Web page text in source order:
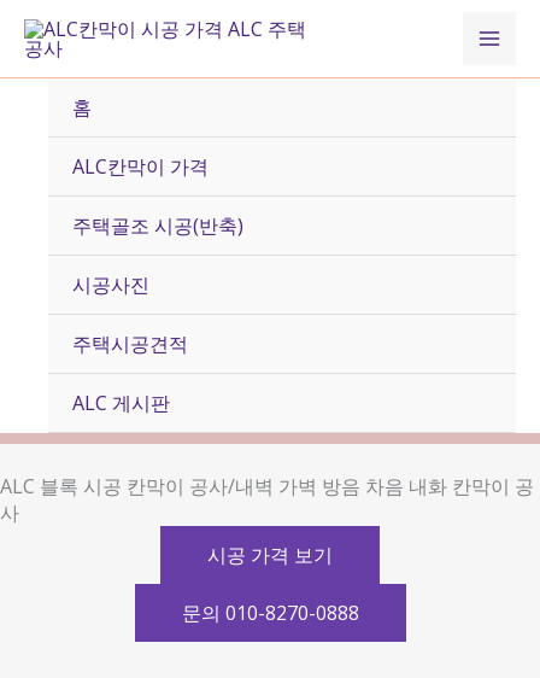
츠
홈
ALC칸막이 가격
주택골조 시공(반축)
시공사진
주택시공견적
ALC 게시판
ALC 블록 시공 칸막이 공사/내벽 가벽 방음 차음 내화 칸막이 공
사
시공 가격 보기
문의 010-8270-0888